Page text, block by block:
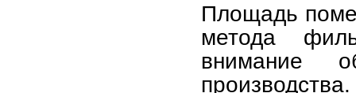
Площадь
метода
внимание